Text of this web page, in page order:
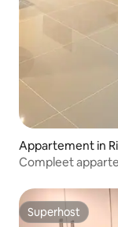
Appartement in
Compleet
Superhost
Superhost